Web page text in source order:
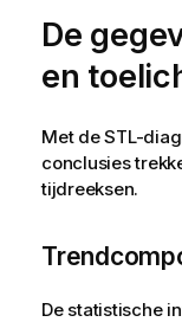
De
en
Met de STL-
conclusies
tijdreeksen.
De statistische